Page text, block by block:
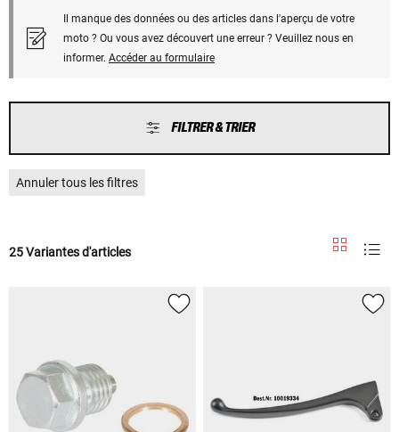
Il manque des données ou des articles dans l'aperçu de votre
moto ? Ou vous avez découvert une erreur ? Veuillez nous en
informer. Accéder au formulaire
FILTRER & TRIER
Annuler tous les filtres
25 Variantes d'articles